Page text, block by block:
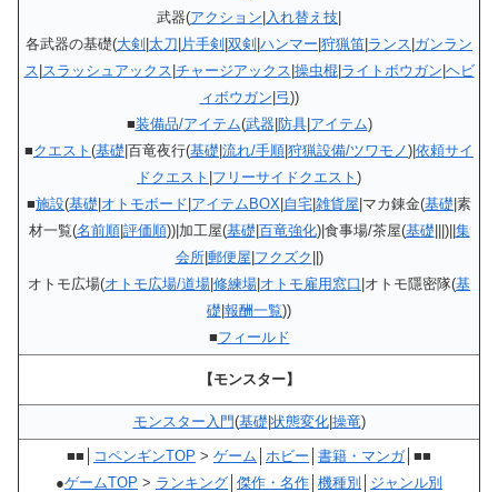
武器(アクション 入れ替え技
各武器の基礎(大剣 太刀 片手剣 双剣 ハンマー 狩猟笛 ランス ガンラン
ス スラッシュアックス チャージアックス 操虫棍 ライトボウガン ヘビ
ィボウガン 弓))
■装備品/アイテム(武器 防具| アイテム)
■クエスト (基礎 |百竜夜行(基礎 流れ/手順 狩猟設備/ツワモノ)| 依頼サイ
ドクエスト フリーサイドクエスト )
■施設(基礎 オトモボード アイテムBOX 自宅 雑貨屋 |マカ錬金(基礎 |素
材一覧(名前順| 評価順))|加工屋(基礎 百竜強化)|食事場/茶屋(基礎 |||)|| 集
会所| 郵便屋 フクズク ||)
オトモ広場(オトモ広場/道場 修練場 オトモ雇用窓口 |オトモ隱密隊(基
礎 報酬一覧))
■フィールド
【モンスター】
モンスター入門(基礎 状態変化| 操竜)
■■│ コペンギンTOP > ゲーム ホビー 書籍・マンガ│■■
●ゲームTOP > ランキング 傑作・名作 機種別
ジャンル別